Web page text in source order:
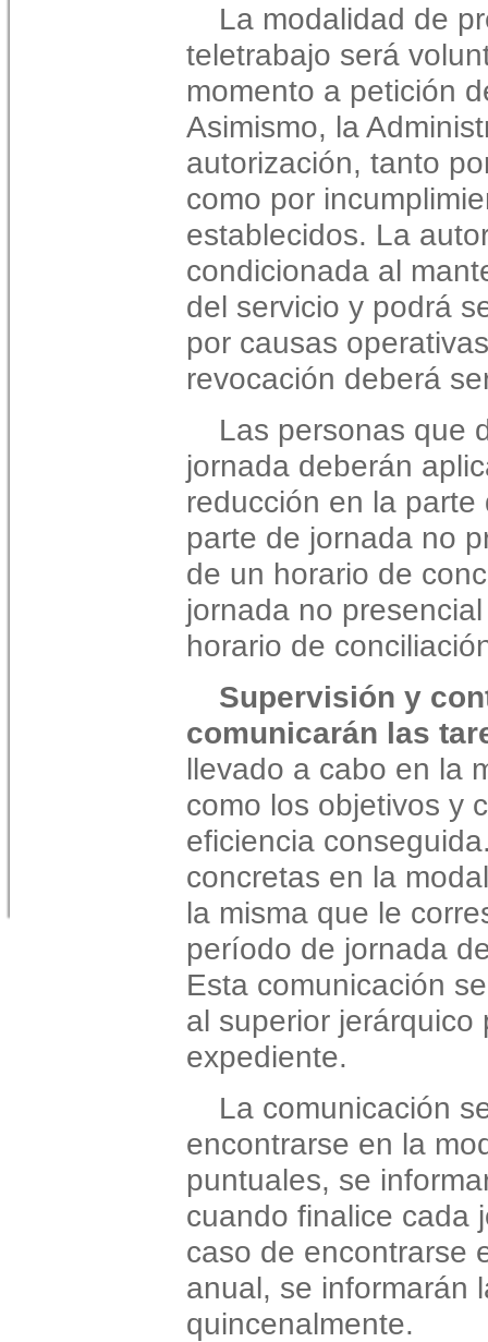
La modalidad de
teletrabajo será
momento a petición
Asimismo, la
autorización, tanto
como por
establecidos. La
condicionada al
del servicio y podrá
por causas
revocación deberá
Las personas que
jornada deberán
reducción en la
parte de jornada no
de un horario de
jornada no
horario de
Supervisión y
comunicarán las
llevado a cabo en la
como los objetivos y
eficiencia
concretas en la
la misma que le
período de jornada
Esta comunicación
al superior
expediente.
La comunicación
encontrarse en la
puntuales, se
cuando finalice cada
caso de encontrarse
anual, se informarán
quincenalmente.